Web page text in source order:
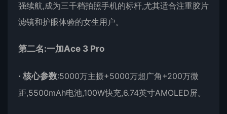
强续航,成为三千档拍照手机的标杆,尤其适合注重胶片
滤镜和护眼体验的女生用户。
第二名:一加Ace 3 Pro
· 核心参数:5000万主摄+5000万超广角+200万微
距,5500mAh电池,100W快充,6.74英寸AMOLED屏。